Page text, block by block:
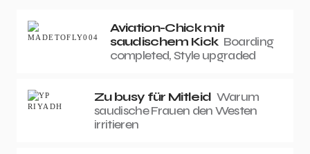
Aviation-Chick mit
saudischem Kick Boarding
completed, Style upgraded
Zu busy für Mitleid Warum
saudische Frauen den Westen
irritieren